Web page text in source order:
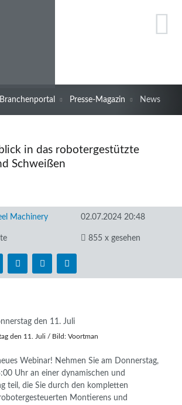
Branchenportal Presse-Magazin News
in das robotergestützte
Schweißen
Machinery 02.07.2024 20:48
855 x gesehen
den 11. Juli / Bild: Voortman
Webinar! Nehmen Sie am Donnerstag,
Uhr an einer dynamischen und
teil, die Sie durch den kompletten
Montierens und